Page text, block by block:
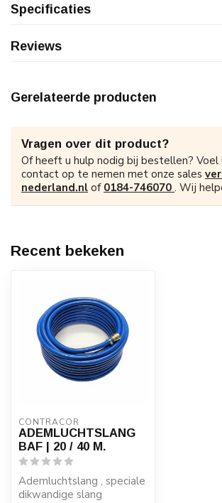
Specificaties
Reviews
Gerelateerde producten
Vragen over dit product?
Of heeft u hulp nodig bij bestellen? Voel
contact op te nemen met onze sales
nederland.nl of 0184-746070 . Wij
Recent bekeken
CONTRACOR
ADEMLUCHTSLANG
BAF | 20 / 40 M.
Ademluchtslang , speciale
dikwandige slang